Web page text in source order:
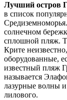
Лучший остров
в список
солнечном
сплошной пляж.
Крите
оборудованные,
известный пляж
называется
лазурные волны и
лилового.